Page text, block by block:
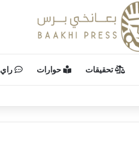
تحقيقات حوارات راي